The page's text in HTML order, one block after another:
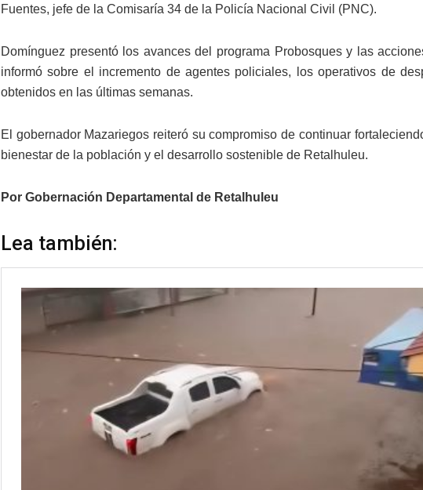
Fuentes, jefe de la Comisaría 34 de la Policía Nacional Civil (PNC).
Domínguez presentó los avances del programa Probosques y las
informó sobre el incremento de agentes policiales, los operativos de
obtenidos en las últimas semanas.
El gobernador Mazariegos reiteró su compromiso de continuar
bienestar de la población y el desarrollo sostenible de Retalhuleu.
Por Gobernación Departamental de Retalhuleu
Lea también: